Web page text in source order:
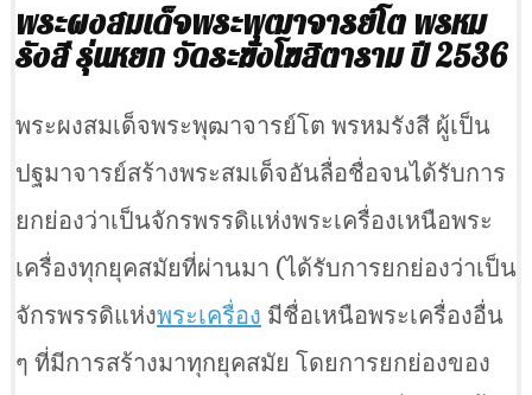
พระผงสมเด็จพระพุฒาจารย์โต พรหม
รังสี รุ่นหยก วัดระฆังโฆสิตาราม ปี 2536
พระผงสมเด็จพระพุฒาจารย์โต พรหมรังสี ผู้เป็น
ปฐมาจารย์สร้างพระสมเด็จอันลื่อชื่อจนได้รับการ
ยกย่องว่าเป็นจักรพรรดิแห่งพระเครื่องเหนือพระ
เครื่องทุกยุคสมัยที่ผ่านมา (ได้รับการยกย่องว่าเป็น
จักรพรรดิแห่งพระเครื่อง มีชื่อเหนือพระเครื่องอื่น
ๆ ที่มีการสร้างมาทุกยุคสมัย โดยการยกย่องของ